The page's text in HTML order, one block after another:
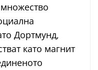
Дортмунд,
като магнит